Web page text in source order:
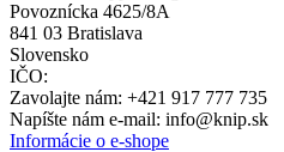
Povoznícka 4625/8A
841 03 Bratislava
Slovensko
IČO:
Zavolajte nám: +421 917 777 735
Napíšte nám e-mail: info@knip.sk
Informácie o e-shope